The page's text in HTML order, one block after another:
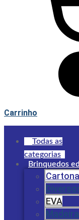
Carrinho
Todas as
categorias
Brinquedos
EVA
Madeira